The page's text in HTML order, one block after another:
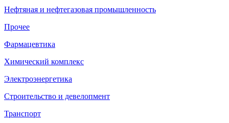
Нефтяная и нефтегазовая промышленность
Прочее
Фармацевтика
Химический комплекс
Электроэнергетика
Строительство и девелопмент
Транспорт